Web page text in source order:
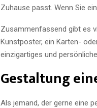
Zuhause passt. Wenn Sie
Zusammenfassend gibt es
Kunstposter, ein Karten-
einzigartiges und
Gestaltung
Als jemand, der gerne eine